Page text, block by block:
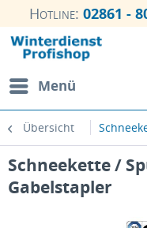
Hotline: 02861 -
Menü
Übersicht
Schneekette /
Gabelstapler